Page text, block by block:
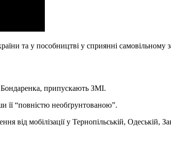
та у пособництві у сприянні
припускають ЗМІ.
її “повністю необґрунтованою”.
мобілізації у Тернопільській, Одеській,